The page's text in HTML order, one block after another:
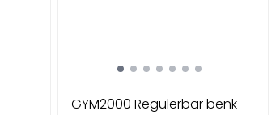
GYM2000 Regulerbar benk